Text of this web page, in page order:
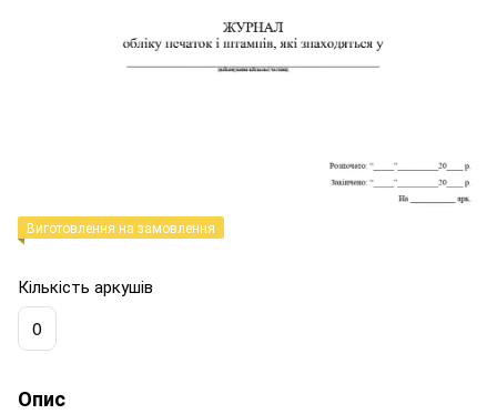
Виготовлення на замовлення
Кількість аркушів
0
Опис